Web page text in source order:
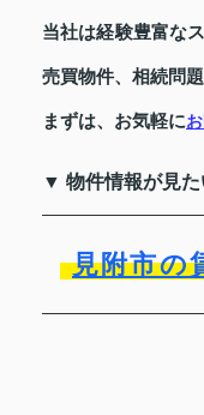
当社は経験豊富な
売買物件、相続問
まずは、お気軽に
▼ 物件情報が見
見附市の